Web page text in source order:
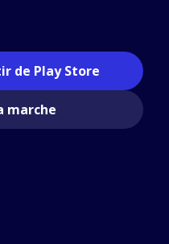
de Play Store
marche